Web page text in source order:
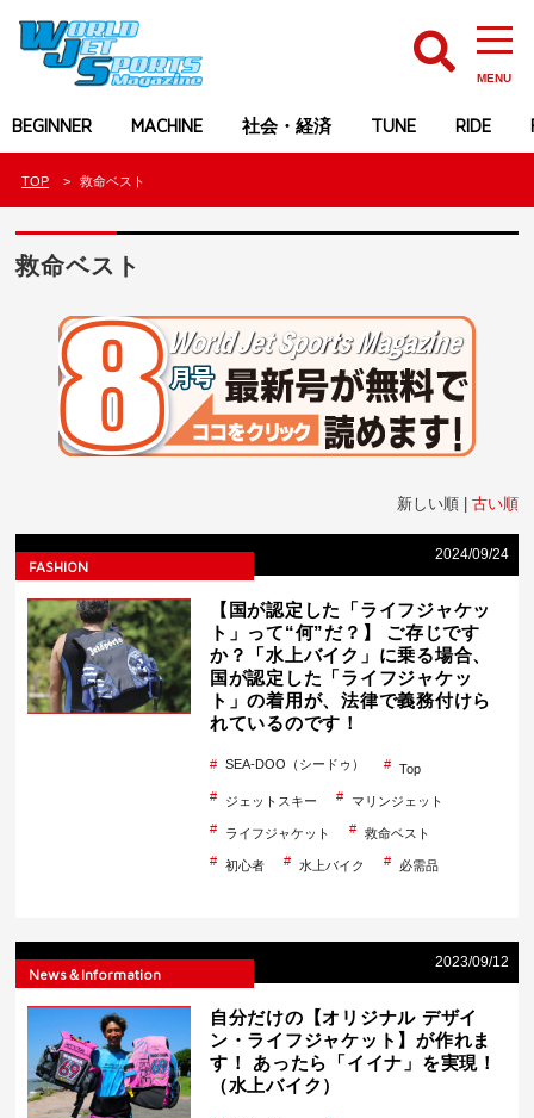
MENU
BEGINNER MACHINE 社会・経済 TUNE RIDE
TOP 救命ベスト
救命ベスト
新しい順 | 古い順
2024/09/24
FASHION
【国が認定した「ライフジャケッ
ト」って“何”だ？】 ご存じです
か？「水上バイク」に乗る場合、
国が認定した「ライフジャケッ
ト」の着用が、法律で義務付けら
れているのです！
SEA-DOO（シードゥ） Top
ジェットスキー マリンジェット
ライフジャケット 救命ベスト
初心者 水上バイク 必需品
2023/09/12
News＆Information
自分だけの【オリジナル デザイ
ン・ライフジャケット】が作れま
す！ あったら「イイナ」を実現！
（水上バイク）